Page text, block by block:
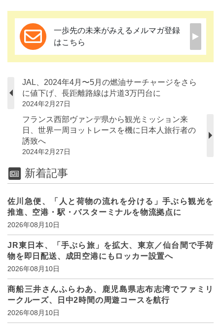
一歩先の未来がみえるメルマガ登録
はこちら
JAL、2024年4月〜5月の燃油サーチャージをさら
に値下げ、長距離路線は片道3万円台に
2024年2月27日
フランス西部ヴァンデ県から観光ミッション来
日、世界一周ヨットレースを機に日本人旅行者の
誘致へ
2024年2月27日
新着記事
佐川急便、「人と荷物の流れを分ける」手ぶら観光を
推進、空港・駅・バスターミナルを物流拠点に
2026年08月10日
JR東日本、「手ぶら旅」を拡大、東京／仙台間で手荷
物を即日配送、成田空港にもロッカー設置へ
2026年08月10日
商船三井さんふらわあ、鹿児島県志布志湾でファミリ
ークルーズ、日中2時間の周遊コースを航行
2026年08月10日